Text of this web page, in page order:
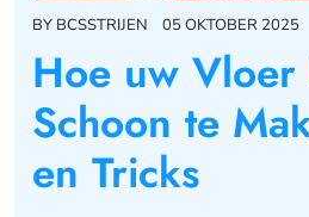
BY BCSSTRIJEN 05 OKTOBER 2025
Hoe uw Vloer
Schoon te
en Tricks